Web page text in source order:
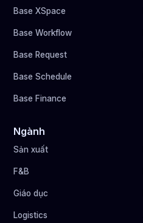
Base XSpace
Base Workflow
Base Request
Base Schedule
Base Finance
Ngành
Sản xuất
F&B
Giáo dục
Logistics